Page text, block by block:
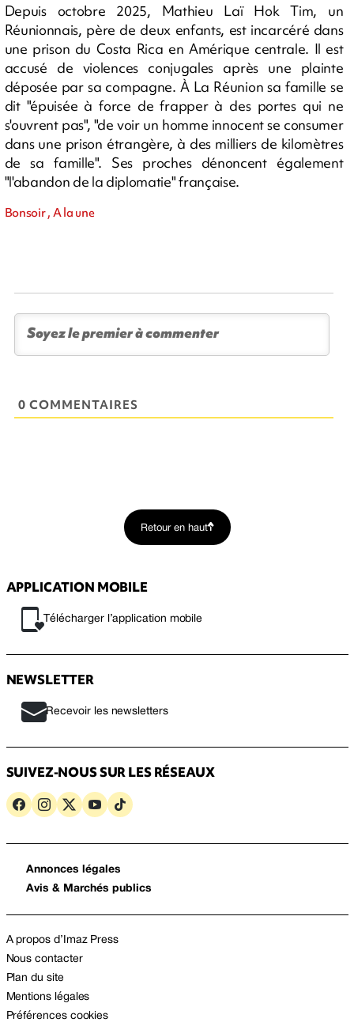
Depuis octobre 2025, Mathieu Laï Hok Tim, un
Réunionnais, père de deux enfants, est incarcéré dans
une prison du Costa Rica en Amérique centrale. Il est
accusé de violences conjugales après une plainte
déposée par sa compagne. À La Réunion sa famille se
dit "épuisée à force de frapper à des portes qui ne
s'ouvrent pas", "de voir un homme innocent se consumer
dans une prison étrangère, à des milliers de kilomètres
de sa famille". Ses proches dénoncent également
"l'abandon de la diplomatie" française.
Bonsoir , A la une
0 COMMENTAIRES
Retour en haut
APPLICATION MOBILE
Télécharger l’application mobile
NEWSLETTER
Recevoir les newsletters
SUIVEZ-NOUS SUR LES RÉSEAUX
Annonces légales
Avis & Marchés publics
A propos d’Imaz Press
Nous contacter
Plan du site
Mentions légales
Préférences cookies